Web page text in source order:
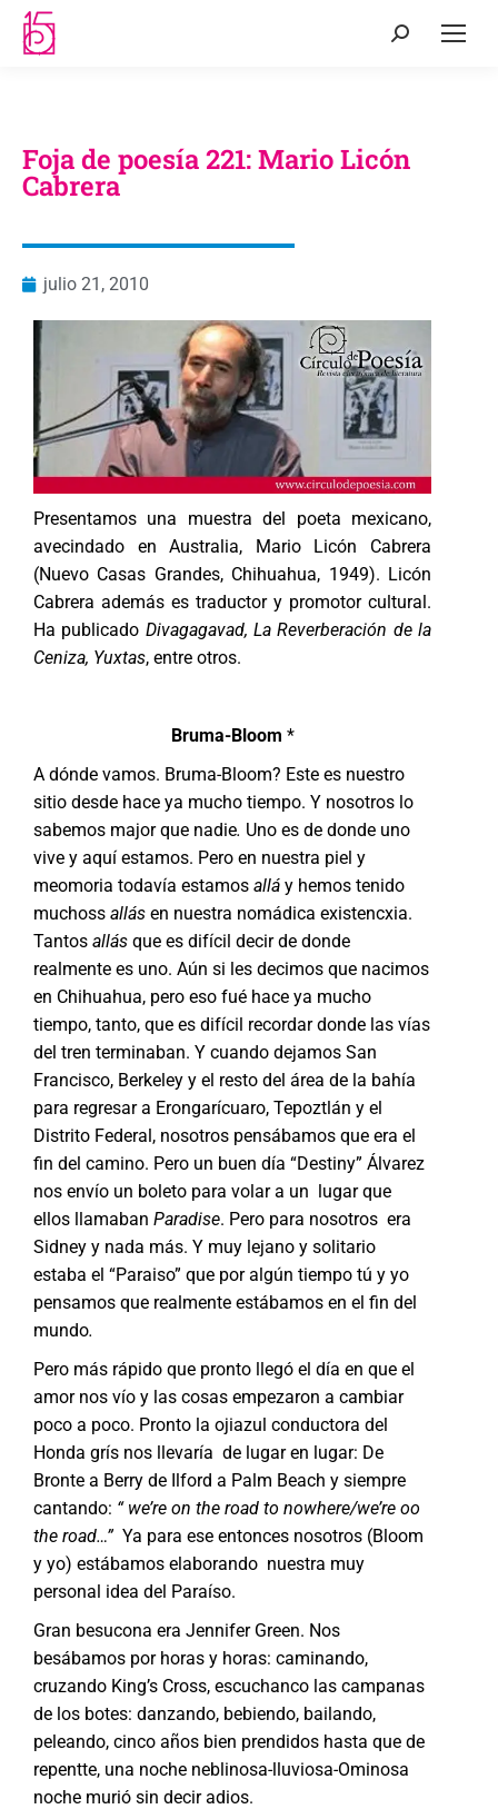
Foja de poesía 221: Mario Licón
Cabrera
julio 21, 2010
Presentamos una muestra del poeta mexicano,
avecindado en Australia, Mario Licón Cabrera
(Nuevo Casas Grandes, Chihuahua, 1949). Licón
Cabrera además es traductor y promotor cultural.
Ha publicado Divagagavad, La Reverberación de la
Ceniza, Yuxtas, entre otros.
Bruma-Bloom *
A dónde vamos. Bruma-Bloom? Este es nuestro
sitio desde hace ya mucho tiempo. Y nosotros lo
sabemos major que nadie. Uno es de donde uno
vive y aquí estamos. Pero en nuestra piel y
meomoria todavía estamos allá y hemos tenido
muchoss allás en nuestra nomádica existencxia.
Tantos allás que es difícil decir de donde
realmente es uno. Aún si les decimos que nacimos
en Chihuahua, pero eso fué hace ya mucho
tiempo, tanto, que es difícil recordar donde las vías
del tren terminaban. Y cuando dejamos San
Francisco, Berkeley y el resto del área de la bahía
para regresar a Erongarícuaro, Tepoztlán y el
Distrito Federal, nosotros pensábamos que era el
fin del camino. Pero un buen día “Destiny” Álvarez
nos envío un boleto para volar a un lugar que
ellos llamaban Paradise. Pero para nosotros era
Sidney y nada más. Y muy lejano y solitario
estaba el “Paraiso” que por algún tiempo tú y yo
pensamos que realmente estábamos en el fin del
mundo.
Pero más rápido que pronto llegó el día en que el
amor nos vío y las cosas empezaron a cambiar
poco a poco. Pronto la ojiazul conductora del
Honda grís nos llevaría de lugar en lugar: De
Bronte a Berry de Ilford a Palm Beach y siempre
cantando: “ we’re on the road to nowhere/we’re oo
the road…” Ya para ese entonces nosotros (Bloom
y yo) estábamos elaborando nuestra muy
personal idea del Paraíso.
Gran besucona era Jennifer Green. Nos
besábamos por horas y horas: caminando,
cruzando King’s Cross, escuchanco las campanas
de los botes: danzando, bebiendo, bailando,
peleando, cinco años bien prendidos hasta que de
repentte, una noche neblinosa-lluviosa-Ominosa
noche murió sin decir adios.